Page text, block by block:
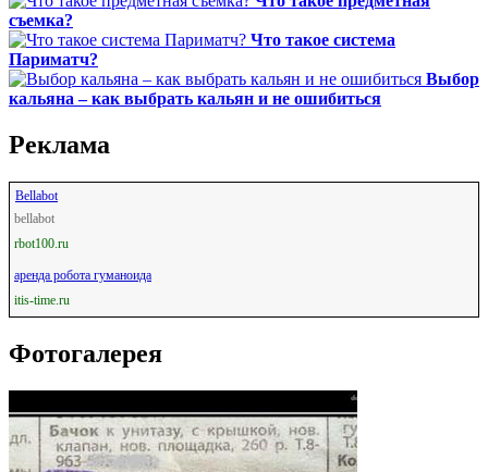
съемка?
Что такое система
Париматч?
Выбор
кальяна – как выбрать кальян и не ошибиться
Реклама
Bellabot
bellabot
rbot100.ru
аренда робота гуманоида
itis-time.ru
Фотогалерея